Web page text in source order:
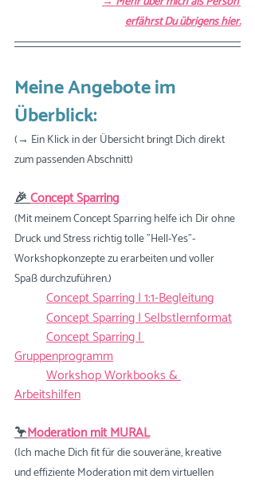
erfährst Du übrigens hier.
Meine Angebote im
Überblick:
(→ Ein Klick in der Übersicht bringt Dich direkt
zum passenden Abschnitt)
🎉 Concept Sparring
(Mit meinem Concept Sparring helfe ich Dir ohne
Druck und Stress richtig tolle "Hell-Yes"-
Workshopkonzepte zu erarbeiten und voller
Spaß durchzuführen.)
Concept Sparring | 1:1-Begleitung
Concept Sparring | Selbstlernformat
Concept Sparring |
Gruppenprogramm
Workshop Workbooks &
Arbeitshilfen
🦩Moderation mit MURAL
(Ich mache Dich fit für die souveräne, kreative
und effiziente Moderation mit dem virtuellen